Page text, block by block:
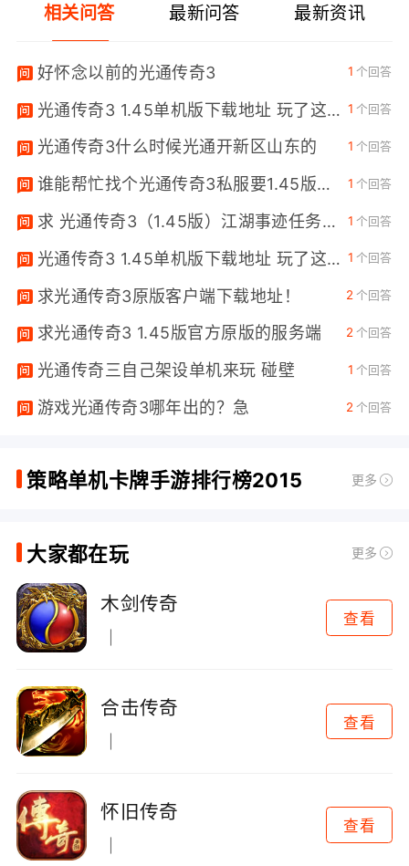
相关问答 最新问答 最新资讯
好怀念以前的光通传奇3 1 个回答
光通传奇3 1.45单机版下载地址 玩了这么久游戏，现在很是有些怀念当年的传奇3.想架一个单机版和自己朋友 1 个回答
光通传奇3什么时候光通开新区山东的 1 个回答
谁能帮忙找个光通传奇3私服要1.45版。超级变态的那种。 1 个回答
求 光通传奇3（1.45版）江湖事迹任务全部流程！！！ 1 个回答
光通传奇3 1.45单机版下载地址 玩了这么久游戏，现在很是有些怀念当年的传奇3.想架一个单机版和自己朋友 1 个回答
求光通传奇3原版客户端下载地址！ 2 个回答
求光通传奇3 1.45版官方原版的服务端 2 个回答
光通传奇三自己架设单机来玩 碰壁 1 个回答
游戏光通传奇3哪年出的？急 2 个回答
策略单机卡牌手游排行榜2015 更多
大家都在玩 更多
木剑传奇
查看
合击传奇
查看
怀旧传奇
查看